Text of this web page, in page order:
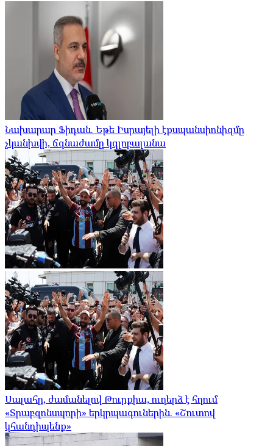
Նախարար Ֆիդան. Եթե Իսրայելի էքսպանսիոնիզմը
չկանխվի, ճգնաժամը կգլոբալանա
Սալահը, ժամանելով Թուրքիա, ուղերձ է հղում
«Տրաբզոնսպորի» երկրպագուներին. «Շուտով
կհանդիպենք»